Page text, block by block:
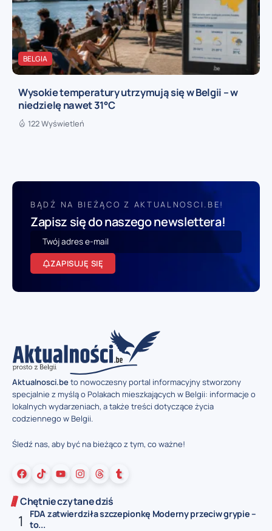
BELGIA
Wysokie temperatury utrzymują się w Belgii – w
niedzielę nawet 31°C
122 Wyświetleń
BĄDŹ NA BIEŻĄCO Z AKTUALNOSCI.BE!
Zapisz się do naszego newslettera!
ZAPISUJĘ SIĘ
Aktualnosci.beto nowoczesny portal informacyjny stworzony
specjalnie z myślą o Polakach mieszkających w Belgii: informacje o
lokalnych wydarzeniach, a także treści dotyczące życia
codziennego w Belgii.
Śledź nas, aby być na bieżąco z tym, co ważne!
Chętnie czytane dziś
FDA zatwierdziła szczepionkę Moderny przeciw grypie –
to...